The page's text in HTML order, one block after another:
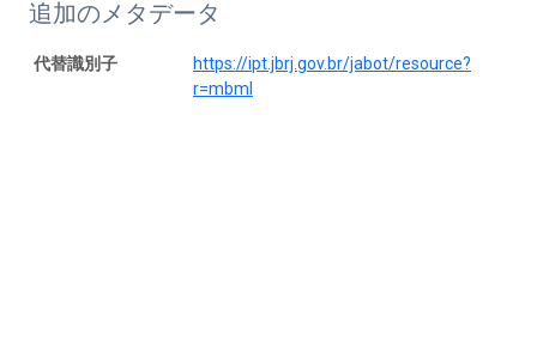
追加のメタデータ
代替識別子
https://ipt.jbrj.gov.br/jabot/resource?
r=mbml